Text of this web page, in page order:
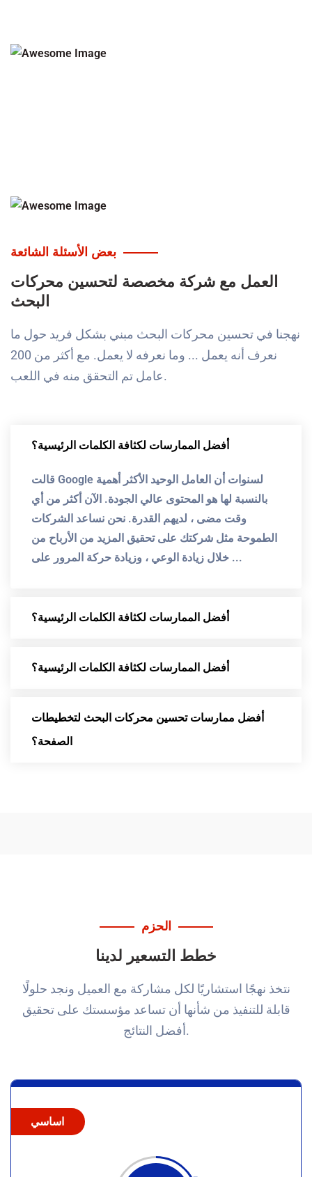
بعض الأسئلة الشائعة
العمل مع شركة مخصصة لتحسين محركات
البحث
نهجنا في تحسين محركات البحث مبني بشكل فريد حول ما
نعرف أنه يعمل ... وما نعرفه لا يعمل. مع أكثر من 200
عامل تم التحقق منه في اللعب.
أفضل الممارسات لكثافة الكلمات الرئيسية؟
قالت Google لسنوات أن العامل الوحيد الأكثر أهمية
بالنسبة لها هو المحتوى عالي الجودة. الآن أكثر من أي
وقت مضى ، لديهم القدرة. نحن نساعد الشركات
الطموحة مثل شركتك على تحقيق المزيد من الأرباح من
خلال زيادة الوعي ، وزيادة حركة المرور على ...
أفضل الممارسات لكثافة الكلمات الرئيسية؟
أفضل الممارسات لكثافة الكلمات الرئيسية؟
أفضل ممارسات تحسين محركات البحث لتخطيطات
الصفحة؟
الحزم
خطط التسعير لدينا
نتخذ نهجًا استشاريًا لكل مشاركة مع العميل ونجد حلولًا
قابلة للتنفيذ من شأنها أن تساعد مؤسستك على تحقيق
أفضل النتائج.
اساسي